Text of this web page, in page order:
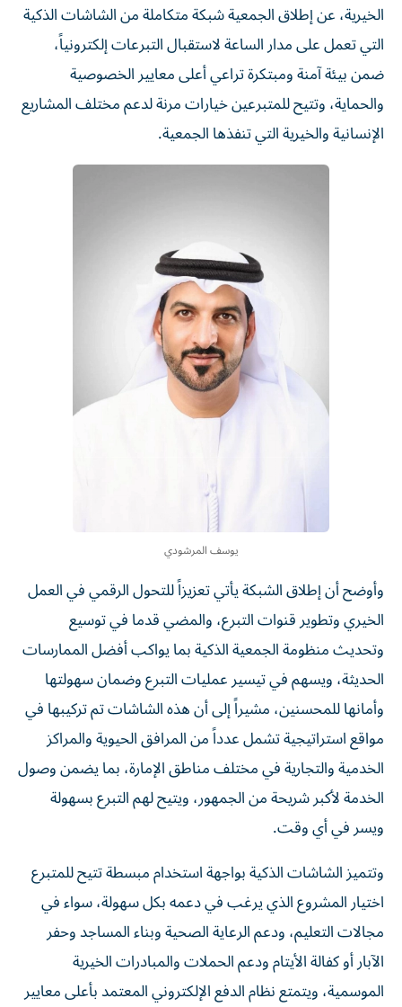
الخيرية، عن إطلاق الجمعية شبكة متكاملة من الشاشات الذكية
التي تعمل على مدار الساعة لاستقبال التبرعات إلكترونياً،
ضمن بيئة آمنة ومبتكرة تراعي أعلى معايير الخصوصية
والحماية، وتتيح للمتبرعين خيارات مرنة لدعم مختلف المشاريع
الإنسانية والخيرية التي تنفذها الجمعية.
يوسف المرشودي
وأوضح أن إطلاق الشبكة يأتي تعزيزاً للتحول الرقمي في العمل
الخيري وتطوير قنوات التبرع، والمضي قدما في توسيع
وتحديث منظومة الجمعية الذكية بما يواكب أفضل الممارسات
الحديثة، ويسهم في تيسير عمليات التبرع وضمان سهولتها
وأمانها للمحسنين، مشيراً إلى أن هذه الشاشات تم تركيبها في
مواقع استراتيجية تشمل عدداً من المرافق الحيوية والمراكز
الخدمية والتجارية في مختلف مناطق الإمارة، بما يضمن وصول
الخدمة لأكبر شريحة من الجمهور، ويتيح لهم التبرع بسهولة
ويسر في أي وقت.
وتتميز الشاشات الذكية بواجهة استخدام مبسطة تتيح للمتبرع
اختيار المشروع الذي يرغب في دعمه بكل سهولة، سواء في
مجالات التعليم، ودعم الرعاية الصحية وبناء المساجد وحفر
الآبار أو كفالة الأيتام ودعم الحملات والمبادرات الخيرية
الموسمية، ويتمتع نظام الدفع الإلكتروني المعتمد بأعلى معايير